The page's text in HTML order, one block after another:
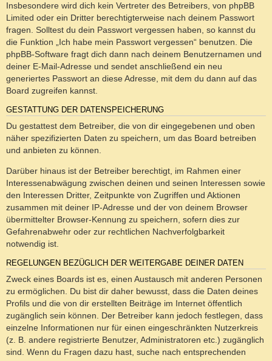
Insbesondere wird dich kein Vertreter des Betreibers, von phpBB
Limited oder ein Dritter berechtigterweise nach deinem Passwort
fragen. Solltest du dein Passwort vergessen haben, so kannst du
die Funktion „Ich habe mein Passwort vergessen“ benutzen. Die
phpBB-Software fragt dich dann nach deinem Benutzernamen und
deiner E-Mail-Adresse und sendet anschließend ein neu
generiertes Passwort an diese Adresse, mit dem du dann auf das
Board zugreifen kannst.
GESTATTUNG DER DATENSPEICHERUNG
Du gestattest dem Betreiber, die von dir eingegebenen und oben
näher spezifizierten Daten zu speichern, um das Board betreiben
und anbieten zu können.
Darüber hinaus ist der Betreiber berechtigt, im Rahmen einer
Interessenabwägung zwischen deinen und seinen Interessen sowie
den Interessen Dritter, Zeitpunkte von Zugriffen und Aktionen
zusammen mit deiner IP-Adresse und der von deinem Browser
übermittelter Browser-Kennung zu speichern, sofern dies zur
Gefahrenabwehr oder zur rechtlichen Nachverfolgbarkeit
notwendig ist.
REGELUNGEN BEZÜGLICH DER WEITERGABE DEINER DATEN
Zweck eines Boards ist es, einen Austausch mit anderen Personen
zu ermöglichen. Du bist dir daher bewusst, dass die Daten deines
Profils und die von dir erstellten Beiträge im Internet öffentlich
zugänglich sein können. Der Betreiber kann jedoch festlegen, dass
einzelne Informationen nur für einen eingeschränkten Nutzerkreis
(z. B. andere registrierte Benutzer, Administratoren etc.) zugänglich
sind. Wenn du Fragen dazu hast, suche nach entsprechenden